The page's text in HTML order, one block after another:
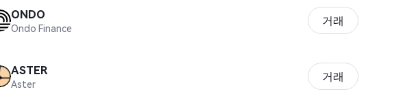
ONDO
Ondo Finance
거래
ASTER
Aster
거래